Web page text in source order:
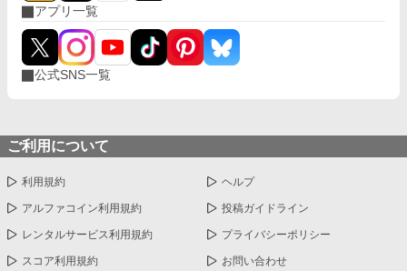
アプリ一覧
公式SNS一覧
ご利用について
利用規約 ヘルプ
アルファコイン利用規約 投稿ガイドライン
レンタルサービス利用規約 プライバシーポリシー
スコア利用規約 お問い合わせ